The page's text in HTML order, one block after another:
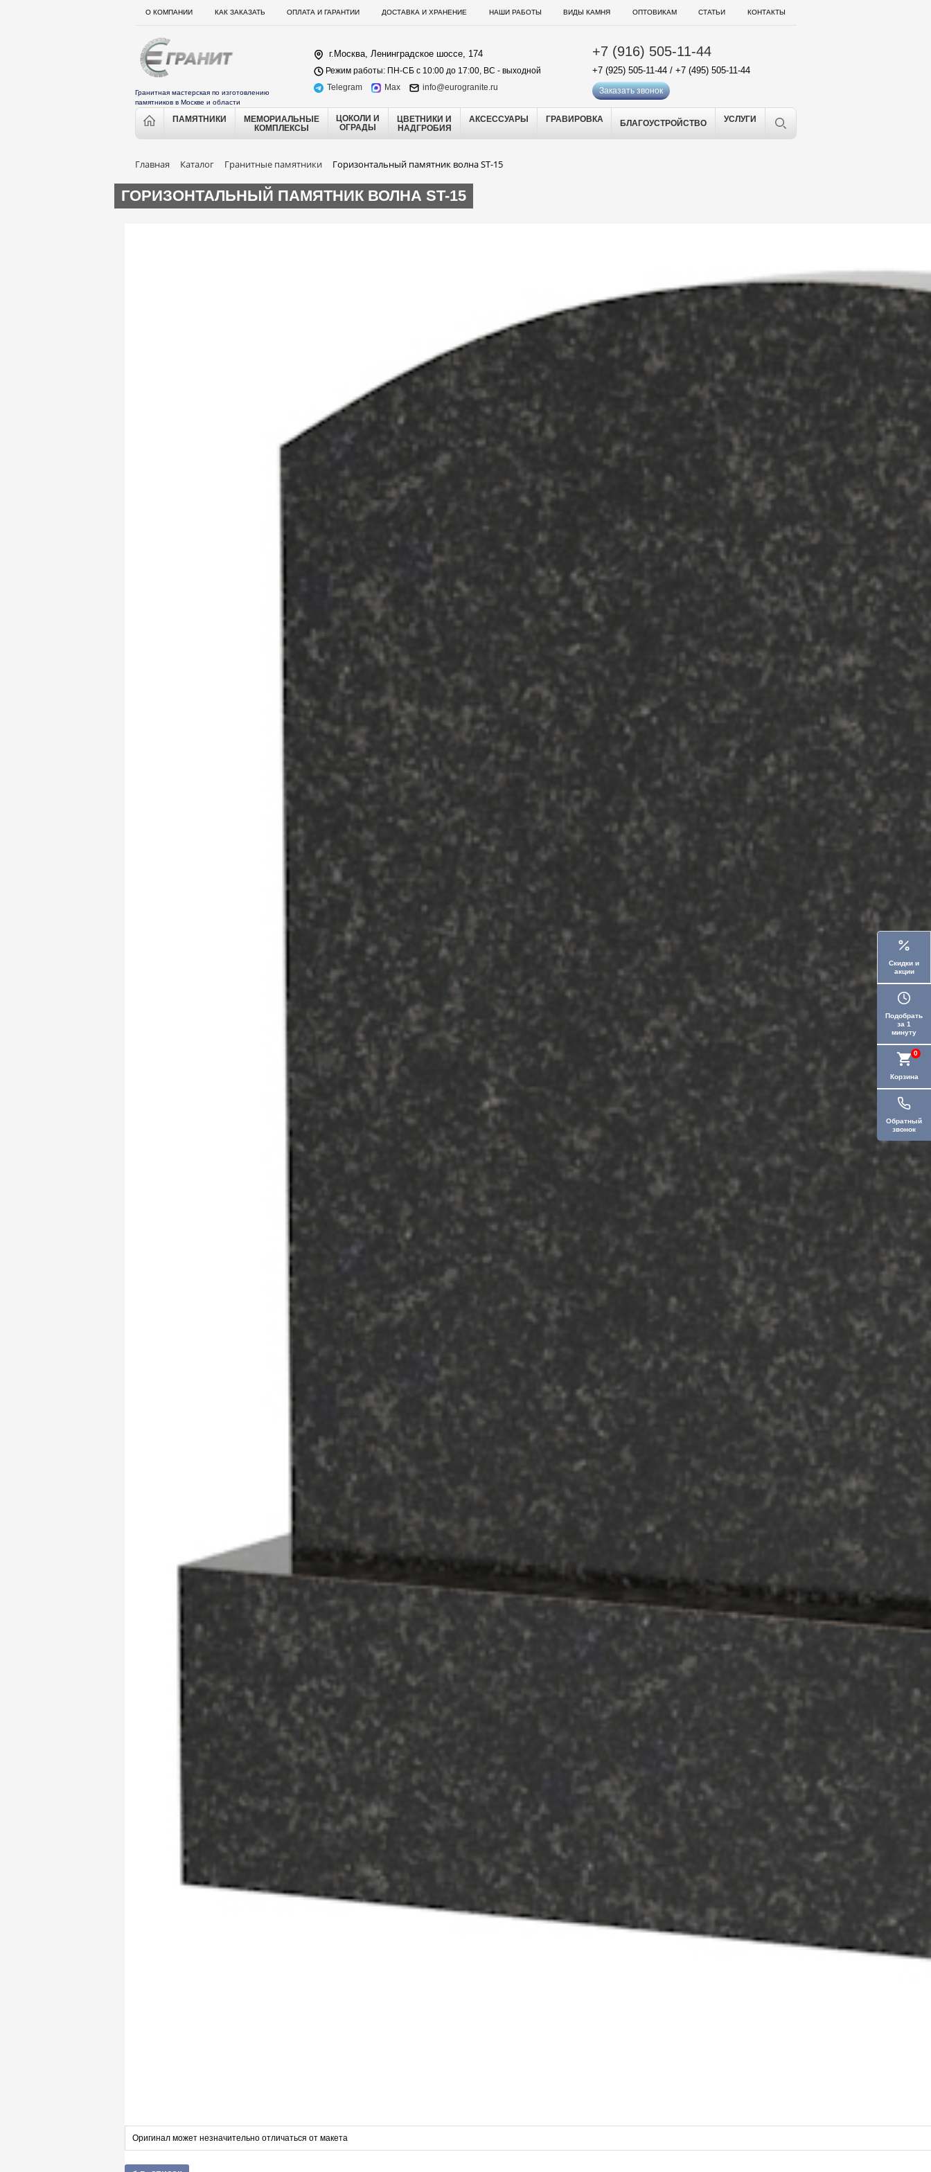
Скидки и
акции
Подобрать
за 1
минуту
Корзина
0
Обратный
звонок
О КОМПАНИИ КАК ЗАКАЗАТЬ ОПЛАТА И ГАРАНТИИ ДОСТАВКА И ХРАНЕНИЕ НАШИ РАБОТЫ ВИДЫ КАМНЯ ОПТОВИКАМ СТАТЬИ КОНТАКТЫ
Гранитная мастерская по изготовлению
памятников в Москве и области
г.Москва, Ленинградское шоссе, 174
Режим работы: ПН-СБ с 10:00 до 17:00, ВС - выходной
Telegram
Max info@eurogranite.ru
+7 (916) 505-11-44
+7 (925) 505-11-44 / +7 (495) 505-11-44
Заказать звонок
ПАМЯТНИКИ
МЕМОРИАЛЬНЫЕ
КОМПЛЕКСЫ
ЦОКОЛИ И
ОГРАДЫ
ЦВЕТНИКИ И
НАДГРОБИЯ
АКСЕССУАРЫ ГРАВИРОВКА БЛАГОУСТРОЙСТВО УСЛУГИ
Главная Каталог Гранитные памятники Горизонтальный памятник волна ST-15
ГОРИЗОНТАЛЬНЫЙ ПАМЯТНИК ВОЛНА ST-15
Оригинал может незначительно отличаться от макета